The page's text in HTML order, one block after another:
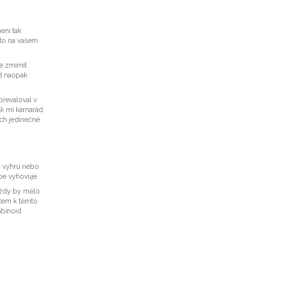
tak
na vašem
zmírnit
naopak
v
mi kamarád
jedinečné
výhru nebo
vyhovuje.
by mělo
k těmto